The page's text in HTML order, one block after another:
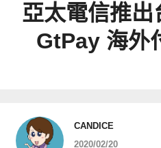
亞太電信推
GtPay 海外
CANDICE
2020/02/20